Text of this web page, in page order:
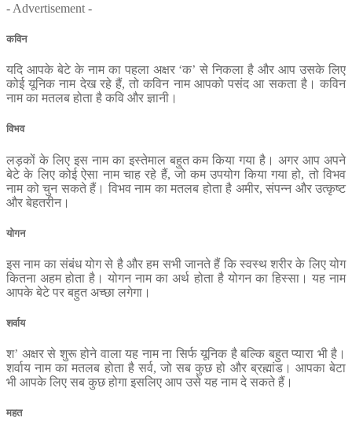
- Advertisement -
कविन
यदि आपके बेटे के नाम का पहला अक्षर ‘क’ से निकला है और आप उसके लिए
कोई यूनिक नाम देख रहे हैं, तो कविन नाम आपको पसंद आ सकता है। कविन
नाम का मतलब होता है कवि और ज्ञानी।
विभव
लड़कों के लिए इस नाम का इस्‍तेमाल बहुत कम किया गया है। अगर आप अपने
बेटे के लिए कोई ऐसा नाम चाह रहे हैं, जो कम उपयोग किया गया हो, तो विभव
नाम को चुन सकते हैं। विभव नाम का मतलब होता है अमीर, संपन्‍न और उत्‍कृष्‍ट
और बेहतरीन।
योगन
इस नाम का संबंध योग से है और हम सभी जानते हैं कि स्‍वस्‍थ शरीर के लिए योग
कितना अहम होता है। योगन नाम का अर्थ होता है योगन का हिस्‍सा। यह नाम
आपके बेटे पर बहुत अच्‍छा लगेगा।
शर्वाय
श’ अक्षर से शुरू होने वाला यह नाम ना सिर्फ यूनिक है बल्कि बहुत प्‍यारा भी है।
शर्वाय नाम का मतलब होता है सर्व, जो सब कुछ हो और ब्रह्मांड। आपका बेटा
भी आपके लिए सब कुछ होगा इसलिए आप उसे यह नाम दे सकते हैं।
महत